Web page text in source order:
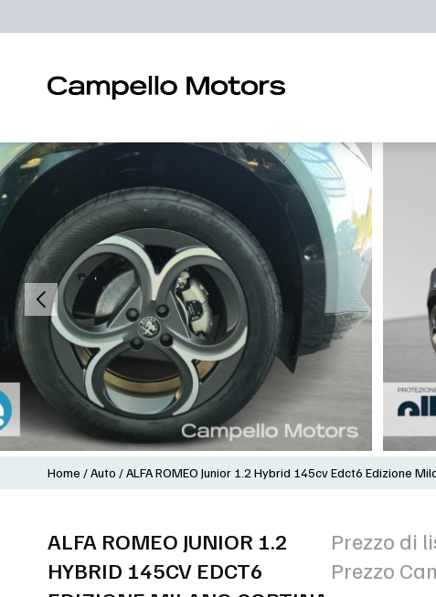
Home /Auto /ALFA ROMEO Junior 1.2 Hybrid 145cv Edct6 Edizione
ALFA ROMEO JUNIOR 1.2
HYBRID 145CV EDCT6
Prezzo di
Prezzo